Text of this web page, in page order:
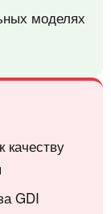
моделях
качеству
GDI